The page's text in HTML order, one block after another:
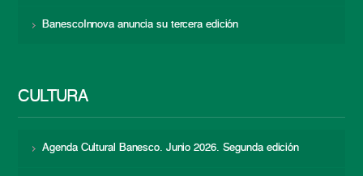
BanescoInnova anuncia su tercera edición
CULTURA
Agenda Cultural Banesco. Junio 2026. Segunda edición